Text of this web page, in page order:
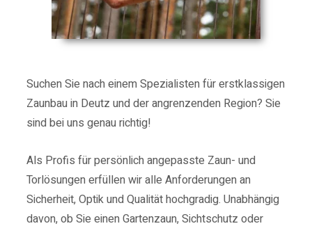
Suchen Sie nach einem Spezialisten für erstklassigen
Zaunbau in Deutz und der angrenzenden Region? Sie
sind bei uns genau richtig!
Als Profis für persönlich angepasste Zaun- und
Torlösungen erfüllen wir alle Anforderungen an
Sicherheit, Optik und Qualität hochgradig. Unabhängig
davon, ob Sie einen Gartenzaun, Sichtschutz oder